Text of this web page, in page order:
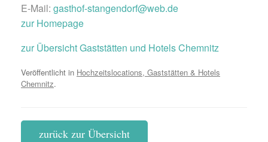
E-Mail: gasthof-stangendorf@web.de
zur Homepage
zur Übersicht Gaststätten und Hotels Chemnitz
Veröffentlicht in Hochzeitslocations, Gaststätten & Hotels
Chemnitz.
zurück zur Übersicht